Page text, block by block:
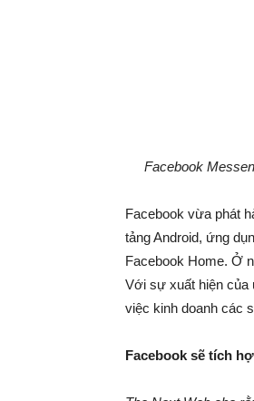
Facebook
Facebook vừa phát
tảng Android, ứng
Facebook Home. Ở
Với sự xuất hiện của
việc kinh doanh các
Facebook sẽ tích